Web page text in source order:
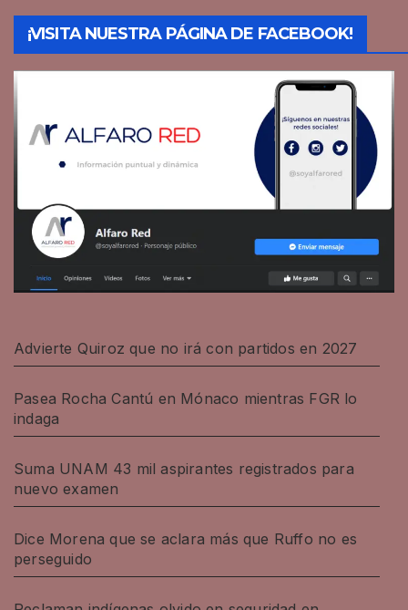
¡VISITA NUESTRA PÁGINA DE FACEBOOK!
Advierte Quiroz que no irá con partidos en 2027
Pasea Rocha Cantú en Mónaco mientras FGR lo
indaga
Suma UNAM 43 mil aspirantes registrados para
nuevo examen
Dice Morena que se aclara más que Ruffo no es
perseguido